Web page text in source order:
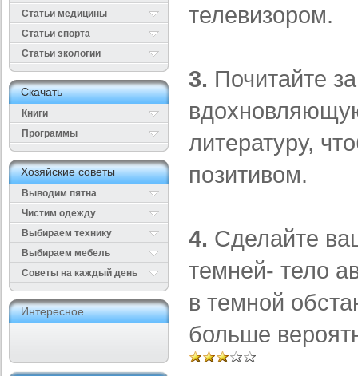
Cтатьи медицины
Статьи спорта
Статьи экологии
Cкачать
Книги
Программы
Хозяйские советы
Выводим пятна
Чистим одежду
Выбираем технику
Выбираем мебель
Cоветы на каждый день
Интересное
телевизором.
3. Почитайте
литературу,
позитивом.
4. Сделайте
темней- тело
в темной
больше